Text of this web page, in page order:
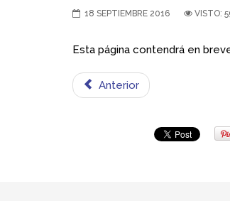
18 SEPTIEMBRE 2016 VISTO:
Esta página contendrá en
Anterior